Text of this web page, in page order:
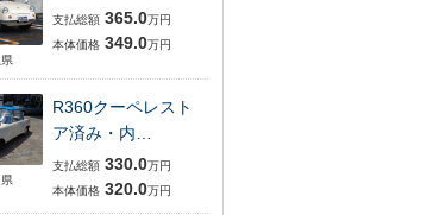
支払総額 365.0万円
本体価格 349.0万円
R360クーペレスト
ア済み・内…
支払総額 330.0万円
本体価格 320.0万円